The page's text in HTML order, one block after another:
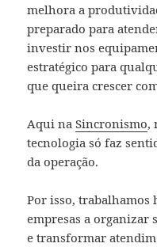
melhora a
preparado para
investir nos
estratégico para
que queira crescer
Aqui naSincronismo,
tecnologia só faz
da operação.
Por isso, trabalhamos
empresas a organizar
e transformar